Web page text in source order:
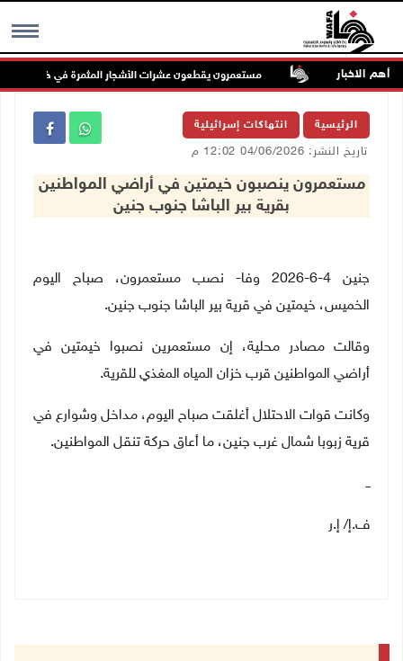
MENU أهم الاخبار
الأقصى مستعمرون يقطعون عشرات الأشجار المثمرة في خربة فراسين
الرئيسية انتهاكات إسرائيلية
تاريخ النشر: 04/06/2026 12:02 م
مستعمرون ينصبون خيمتين في أراضي المواطنين
بقرية بير الباشا جنوب جنين
جنين 4-6-2026 وفا- نصب مستعمرون، صباح اليوم
الخميس، خيمتين في قرية بير الباشا جنوب جنين.
وقالت مصادر محلية، إن مستعمرين نصبوا خيمتين في
أراضي المواطنين قرب خزان المياه المغذي للقرية.
وكانت قوات الاحتلال أغلقت صباح اليوم، مداخل وشوارع في
قرية زبوبا شمال غرب جنين، ما أعاق حركة تنقل المواطنين.
ــ
ف.إ/ إ.ر